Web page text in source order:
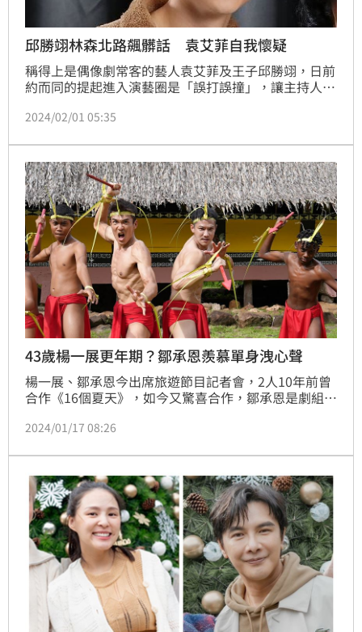
邱勝翊林森北路飆髒話 袁艾菲自我懷疑
稱得上是偶像劇常客的藝人袁艾菲及王子邱勝翊，日前
約而同的提起進入演藝圈是「誤打誤撞」，讓主持人王
袁艾菲跟邱勝翊非常不好意思，只能傻笑。鍾智凱台北
2024/02/01 05:35
43歲楊一展更年期？鄒承恩羨慕單身洩心聲
楊一展、鄒承恩今出席旅遊節目記者會，2人10年前曾
合作《16個夏天》，如今又驚喜合作，鄒承恩是劇組中
近況。記者鍾智凱台北報導
2024/01/17 08:26